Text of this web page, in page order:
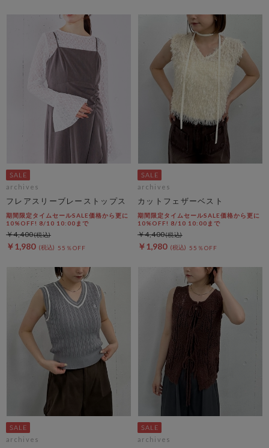
archives
フレアスリーブレーストップス
期間限定タイムセールSALE価格から更に
10%OFF! 8/10 10:00まで
￥1,980 55％OFF
￥4,400
archives
カットフェザーベスト
期間限定タイムセールSALE価格から更に
10%OFF! 8/10 10:00まで
￥1,980 55％OFF
￥4,400
archives archives